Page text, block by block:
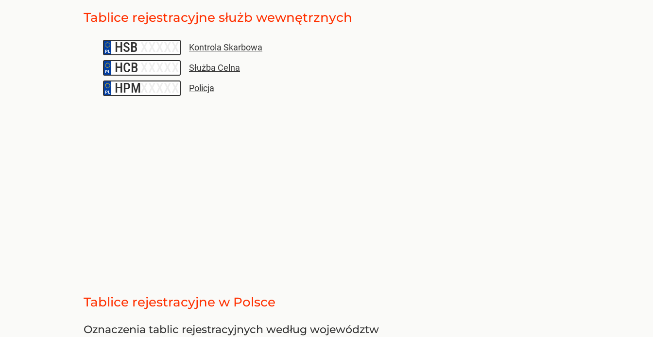
Tablice rejestracyjne służb wewnętrznych
HSB Kontrola Skarbowa
HCB Służba Celna
HPM Policja
Tablice rejestracyjne w Polsce
Oznaczenia tablic rejestracyjnych według województw